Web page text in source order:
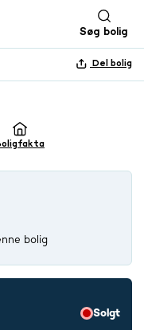
Søg bolig
Del bolig
+ 26 BILLEDER
bolig
Solgt